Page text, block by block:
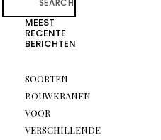
SEARCH
MEEST
RECENTE
BERICHTEN
SOORTEN
BOUWKRANEN
VOOR
VERSCHILLENDE